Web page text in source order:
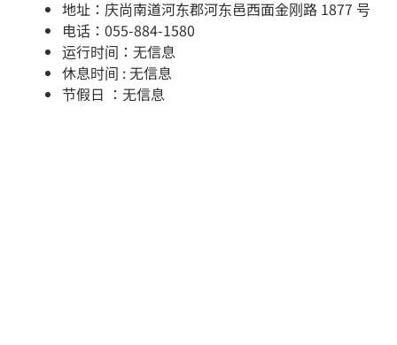
地址：庆尚南道河东郡河东邑西面金刚路 1877 号
电话：055-884-1580
运行时间：无信息
休息时间 : 无信息
节假日 ：无信息